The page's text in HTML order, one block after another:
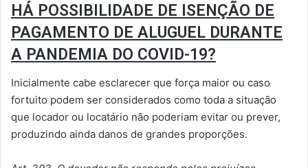
HÁ POSSIBILIDADE DE ISENÇÃO DE
PAGAMENTO DE ALUGUEL DURANTE
A PANDEMIA DO COVID-19?
Inicialmente cabe esclarecer que força maior ou caso
fortuito podem ser considerados como toda a situação
que locador ou locatário não poderiam evitar ou prever,
produzindo ainda danos de grandes proporções.